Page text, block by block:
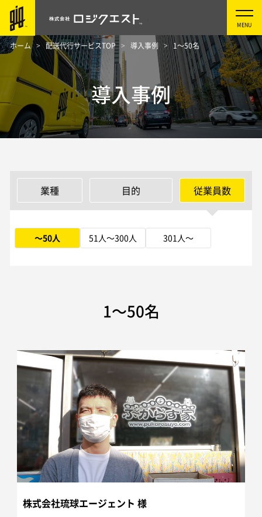
導入事例
ホーム 配送代行サービスTOP 導入事例 1～50名
業種 目的 従業員数
～50人 51人～300人 301人～
1～50名
株式会社琉球エージェント 様